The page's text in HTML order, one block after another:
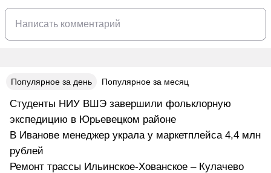
Популярное за день Популярное за месяц
Студенты НИУ ВШЭ завершили фольклорную
экспедицию в Юрьевецком районе
В Иванове менеджер украла у маркетплейса 4,4 млн
рублей
Ремонт трассы Ильинское-Хованское – Кулачево